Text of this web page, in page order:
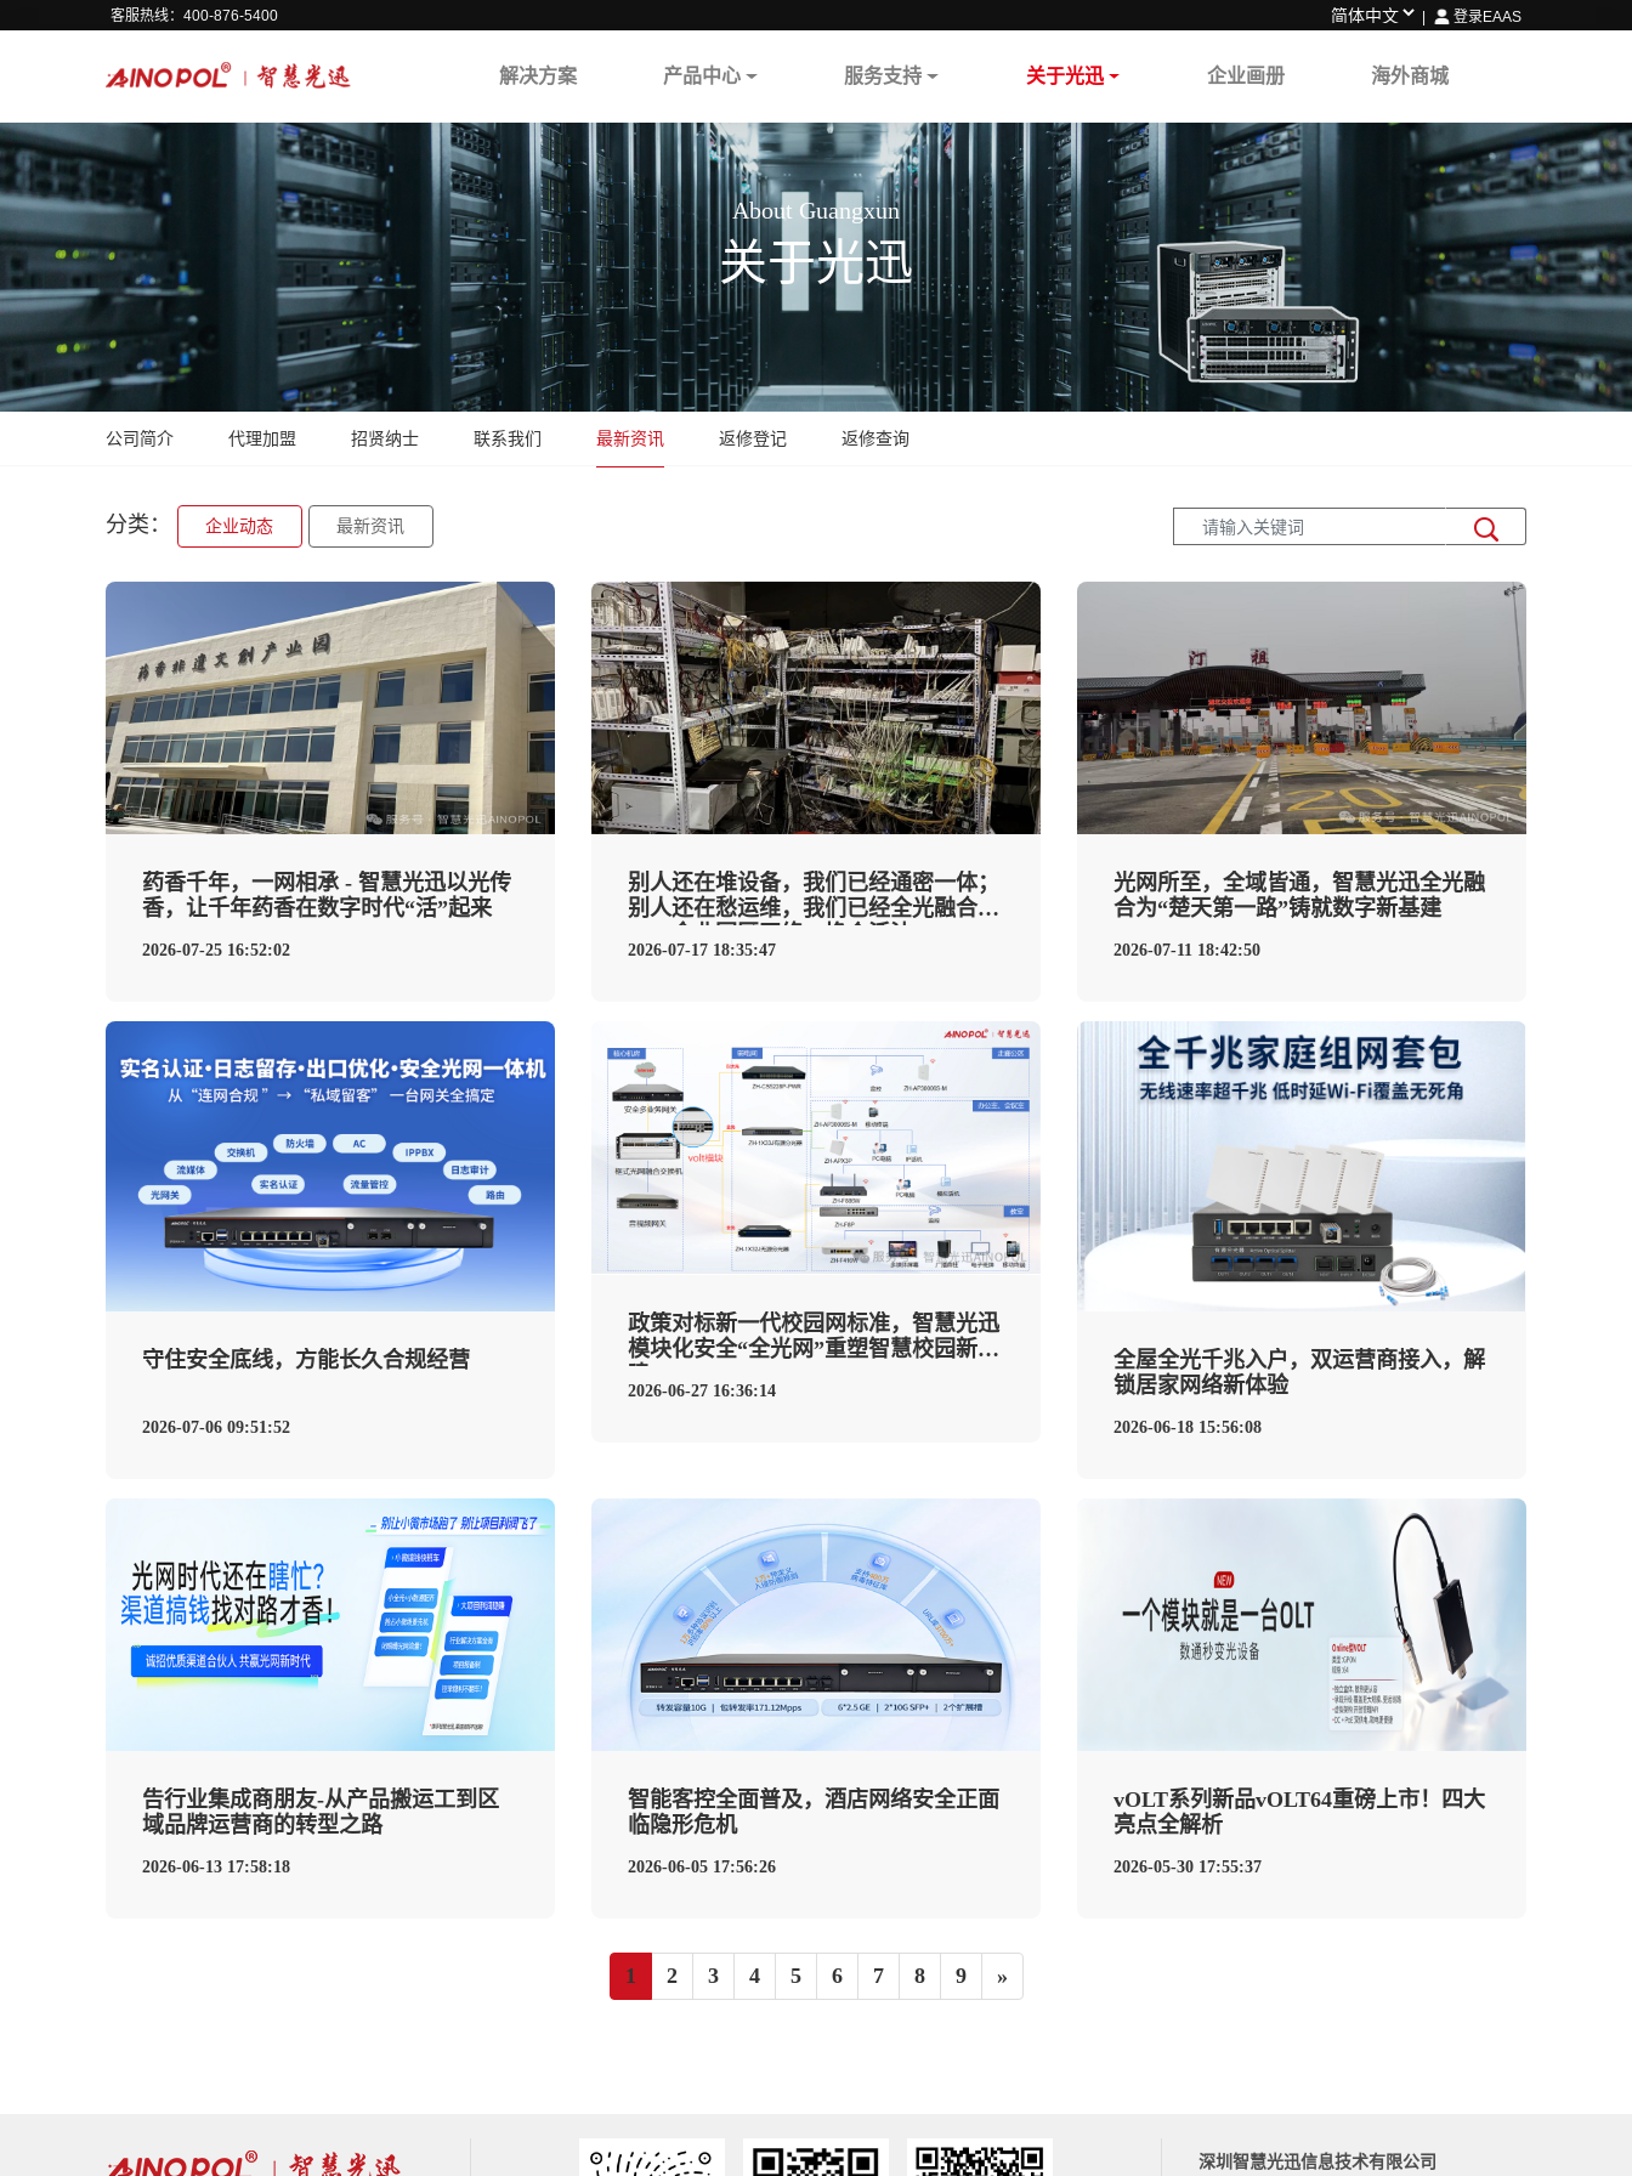
客服热线：400-876-5400 | 登录EAAS
解决方案 产品中心 服务支持 关于光迅 企业画册 海外商城
About Guangxun
关于光迅
公司简介 代理加盟 招贤纳士 联系我们 最新资讯 返修登记 返修查询
分类： 企业动态 最新资讯
药香千年，一网相承 - 智慧光迅以光传
香，让千年药香在数字时代“活”起来
2026-07-25 16:52:02
别人还在堆设备，我们已经通密一体；
别人还在愁运维，我们已经全光融合
——企业园区网络，换个活法。
2026-07-17 18:35:47
光网所至，全域皆通，智慧光迅全光融
合为“楚天第一路”铸就数字新基建
2026-07-11 18:42:50
守住安全底线，方能长久合规经营
2026-07-06 09:51:52
政策对标新一代校园网标准，智慧光迅
模块化安全“全光网”重塑智慧校园新基
建
2026-06-27 16:36:14
全屋全光千兆入户，双运营商接入，解
锁居家网络新体验
2026-06-18 15:56:08
告行业集成商朋友-从产品搬运工到区
域品牌运营商的转型之路
2026-06-13 17:58:18
智能客控全面普及，酒店网络安全正面
临隐形危机
2026-06-05 17:56:26
vOLT系列新品vOLT64重磅上市！四大
亮点全解析
2026-05-30 17:55:37
1 2 3 4 5 6 7 8 9 »
深圳智慧光迅信息技术有限公司